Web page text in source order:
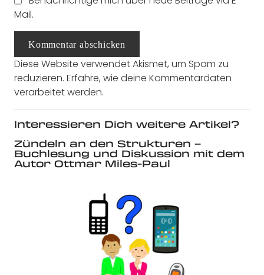
Mail.
Kommentar abschicken
Diese Website verwendet Akismet, um Spam zu
reduzieren. Erfahre, wie deine Kommentardaten
verarbeitet werden.
Interessieren Dich weitere Artikel?
Zündeln an den Strukturen –
Buchlesung und Diskussion mit dem
Autor Ottmar Miles-Paul